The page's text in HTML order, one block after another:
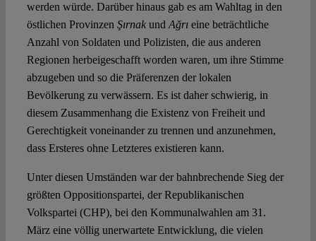
werden würde. Darüber hinaus gab es am Wahltag in den
östlichen Provinzen Şırnakund Ağrıeine beträchtliche
Anzahl von Soldaten und Polizisten, die aus anderen
Regionen herbeigeschafft worden waren, um ihre Stimme
abzugeben und so die Präferenzen der lokalen
Bevölkerung zu verwässern. Es ist daher schwierig, in
diesem Zusammenhang die Existenz von Freiheit und
Gerechtigkeit voneinander zu trennen und anzunehmen,
dass Ersteres ohne Letzteres existieren kann.
Unter diesen Umständen war der bahnbrechende Sieg der
größten Oppositionspartei, der Republikanischen
Volkspartei (CHP), bei den Kommunalwahlen am 31.
März eine völlig unerwartete Entwicklung, die vielen